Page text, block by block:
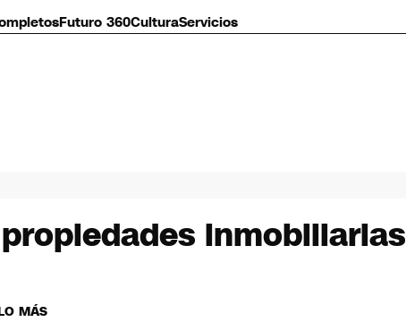
Futuro 360CulturaServicios
inmobiliarias
MÁS